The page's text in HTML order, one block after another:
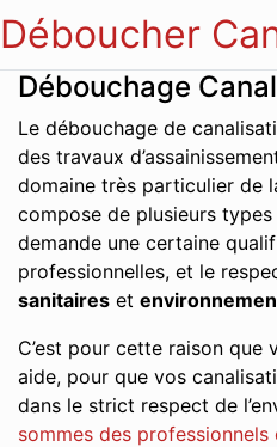
Déboucher
Débouchage
Le débouchage de
des travaux
domaine très particulier de
compose de plusieurs
demande une certaine
professionnelles, et le
sanitaires et
C’est pour cette raison que
aide, pour que vos
dans le strict respect de
sommes des